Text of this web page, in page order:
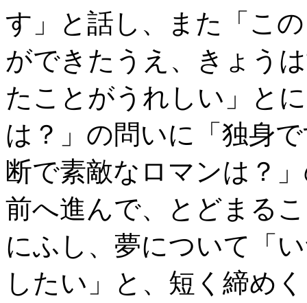
す」と話し、また「こ
ができたうえ、きょう
たことがうれしい」と
は？」の問いに「独身
断で素敵なロマンは？
前へ進んで、とどまる
にふし、夢について「
したい」と、短く締め